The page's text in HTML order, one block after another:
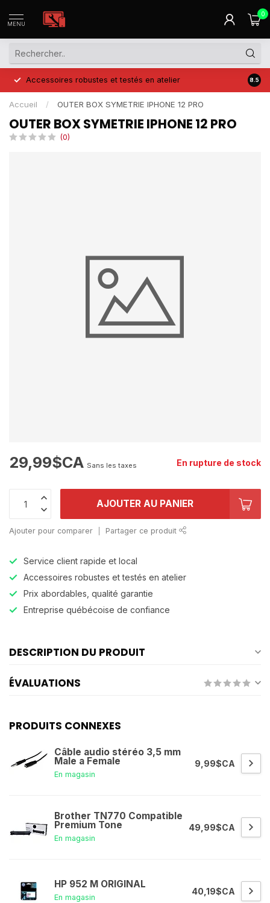
MENU
0
Accessoires robustes et testés en atelier Prix
8.5
Accueil / OUTER BOX SYMETRIE IPHONE 12 PRO
OUTER BOX SYMETRIE IPHONE 12 PRO
(0)
29,99$CA Sans les taxes En rupture de stock
AJOUTER AU PANIER
Ajouter pour comparer Partager ce produit
Service client rapide et local
Accessoires robustes et testés en atelier
Prix abordables, qualité garantie
Entreprise québécoise de confiance
DESCRIPTION DU PRODUIT
ÉVALUATIONS
PRODUITS CONNEXES
Câble audio stéréo 3,5 mm
Male a Female
En magasin
9,99$CA
Brother TN770 Compatible
Premium Tone
En magasin
49,99$CA
HP 952 M ORIGINAL
En magasin
40,19$CA